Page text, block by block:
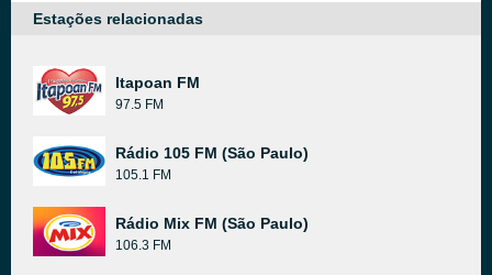
Estações relacionadas
Itapoan FM
97.5 FM
Rádio 105 FM (São Paulo)
105.1 FM
Rádio Mix FM (São Paulo)
106.3 FM